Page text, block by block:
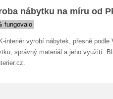
nábytku na míru od
fungovalo
interiér vyrobí nábytek, přesně
správný materiál a jeho využití.